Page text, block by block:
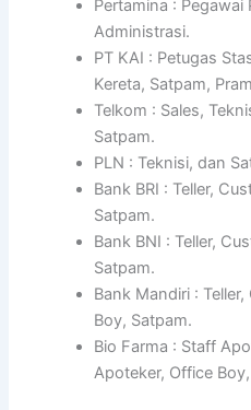
Pertamina : Pegawai
Administrasi.
PT KAI : Petugas
Kereta, Satpam,
Telkom : Sales,
Satpam.
PLN : Teknisi, dan
Bank BRI : Teller,
Satpam.
Bank BNI : Teller,
Satpam.
Bank Mandiri :
Boy, Satpam.
Bio Farma : Staff
Apoteker, Office